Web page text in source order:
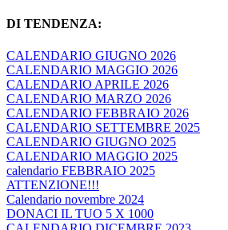
DI TENDENZA:
CALENDARIO GIUGNO 2026
CALENDARIO MAGGIO 2026
CALENDARIO APRILE 2026
CALENDARIO MARZO 2026
CALENDARIO FEBBRAIO 2026
CALENDARIO SETTEMBRE 2025
CALENDARIO GIUGNO 2025
CALENDARIO MAGGIO 2025
calendario FEBBRAIO 2025
ATTENZIONE!!!
Calendario novembre 2024
DONACI IL TUO 5 X 1000